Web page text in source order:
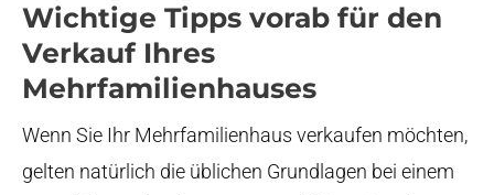
Wichtige Tipps vorab für den
Verkauf Ihres
Mehrfamilienhauses
Wenn Sie Ihr Mehrfamilienhaus verkaufen möchten,
gelten natürlich die üblichen Grundlagen bei einem